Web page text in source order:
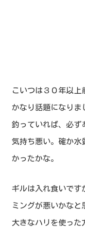
こいつは３０年以上
かなり話題になりま
釣っていれば、必ず
気持ち悪い。確か水
かったかな。
ギルは入れ食いです
ミングが悪いかなと
大きなハリを使った